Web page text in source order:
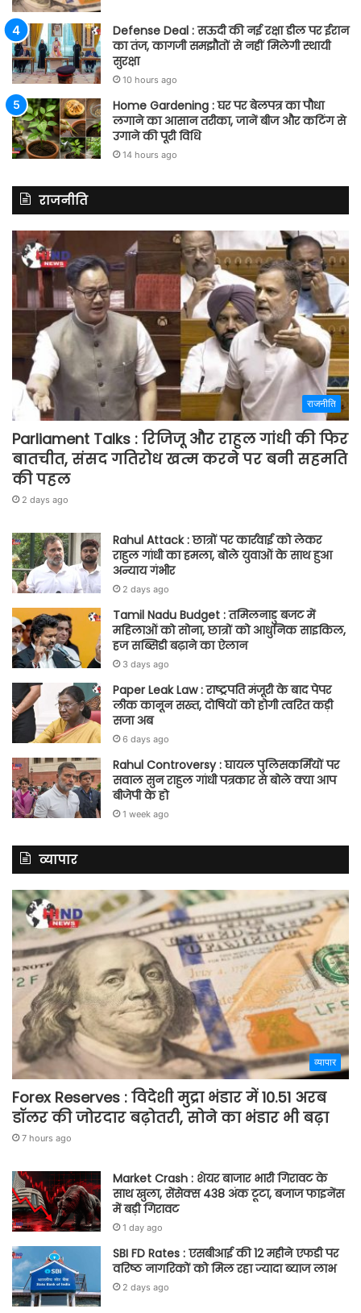
Defense Deal : सऊदी की नई रक्षा डील पर ईरान
का तंज, कागजी समझौतों से नहीं मिलेगी स्थायी
सुरक्षा
10 hours ago
Home Gardening : घर पर बेलपत्र का पौधा
लगाने का आसान तरीका, जानें बीज और कटिंग से
उगाने की पूरी विधि
14 hours ago
राजनीति
राजनीति
Parliament Talks : रिजिजू और राहुल गांधी की फिर
बातचीत, संसद गतिरोध खत्म करने पर बनी सहमति
की पहल
2 days ago
Rahul Attack : छात्रों पर कार्रवाई को लेकर
राहुल गांधी का हमला, बोले युवाओं के साथ हुआ
अन्याय गंभीर
2 days ago
Tamil Nadu Budget : तमिलनाडु बजट में
महिलाओं को सोना, छात्रों को आधुनिक साइकिल,
हज सब्सिडी बढ़ाने का ऐलान
3 days ago
Paper Leak Law : राष्ट्रपति मंजूरी के बाद पेपर
लीक कानून सख्त, दोषियों को होगी त्वरित कड़ी
सजा अब
6 days ago
Rahul Controversy : घायल पुलिसकर्मियों पर
सवाल सुन राहुल गांधी पत्रकार से बोले क्या आप
बीजेपी के हो
1 week ago
व्यापार
व्यापार
Forex Reserves : विदेशी मुद्रा भंडार में 10.51 अरब
डॉलर की जोरदार बढ़ोतरी, सोने का भंडार भी बढ़ा
7 hours ago
Market Crash : शेयर बाजार भारी गिरावट के
साथ खुला, सेंसेक्स 438 अंक टूटा, बजाज फाइनेंस
में बड़ी गिरावट
1 day ago
SBI FD Rates : एसबीआई की 12 महीने एफडी पर
वरिष्ठ नागरिकों को मिल रहा ज्यादा ब्याज लाभ
2 days ago